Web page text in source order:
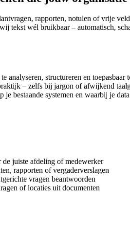
rapporten, notulen of vrije
tekst wél bruikbaar – automatisch,
analyseren, structureren en
– zelfs bij jargon of afwijkend
je bestaande systemen en waarbij je
de juiste afdeling of medewerker
rapporten of vergaderverslagen
vragen beantwoorden
of locaties uit documenten